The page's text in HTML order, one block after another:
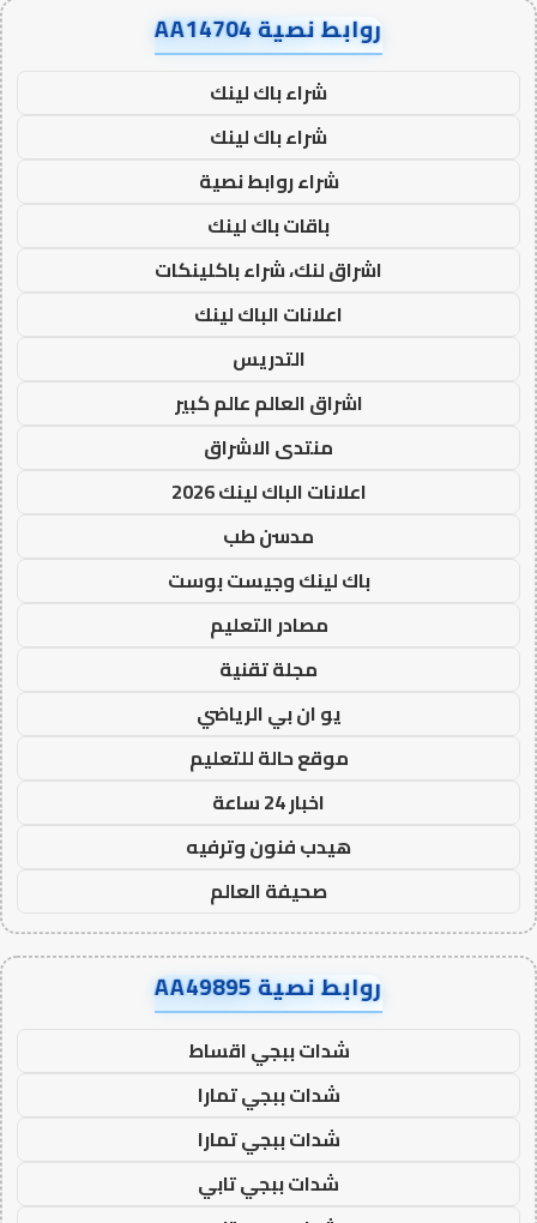
روابط نصية AA14704
شراء باك لينك
شراء باك لينك
شراء روابط نصية
باقات باك لينك
اشراق لنك، شراء باكلينكات
اعلانات الباك لينك
التدريس
اشراق العالم عالم كبير
منتدى الاشراق
اعلانات الباك لينك 2026
مدسن طب
باك لينك وجيست بوست
مصادر التعليم
مجلة تقنية
يو ان بي الرياضي
موقع حالة للتعليم
اخبار 24 ساعة
هيدب فنون وترفيه
صحيفة العالم
روابط نصية AA49895
شدات ببجي اقساط
شدات ببجي تمارا
شدات ببجي تمارا
شدات ببجي تابي